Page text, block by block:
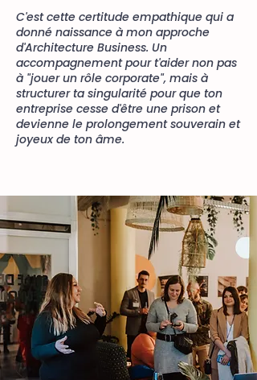
C'est cette certitude empathique qui a
donné naissance à mon approche
d'Architecture Business. Un
accompagnement pour t'aider non pas
à "jouer un rôle corporate", mais à
structurer ta singularité pour que ton
entreprise cesse d'être une prison et
devienne le prolongement souverain et
joyeux de ton âme.